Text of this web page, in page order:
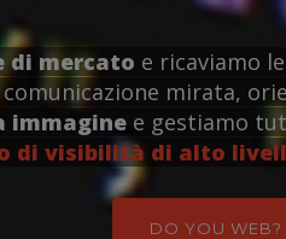
di mercato e ricaviamo
mirata,
immagine e gestiamo
di visibilità di alto
DO YOU WEB?